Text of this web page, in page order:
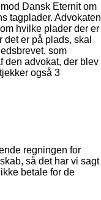
Dansk Eternit om
tagplader. Advokaten
hvilke plader der er
er på plads, skal
som
den advokat, der blev
også 3
regningen for
så det har vi sagt
betale for de